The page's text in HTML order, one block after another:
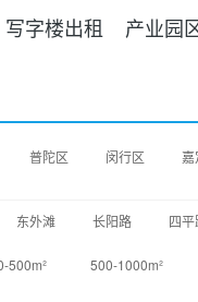
写字楼出租 产业园
普陀区 闵行区 嘉
东外滩 长阳路 四
500m² 500-1000m²